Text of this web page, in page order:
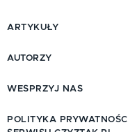
ARTYKUŁY
AUTORZY
WESPRZYJ NAS
POLITYKA PRYWATNOŚCI